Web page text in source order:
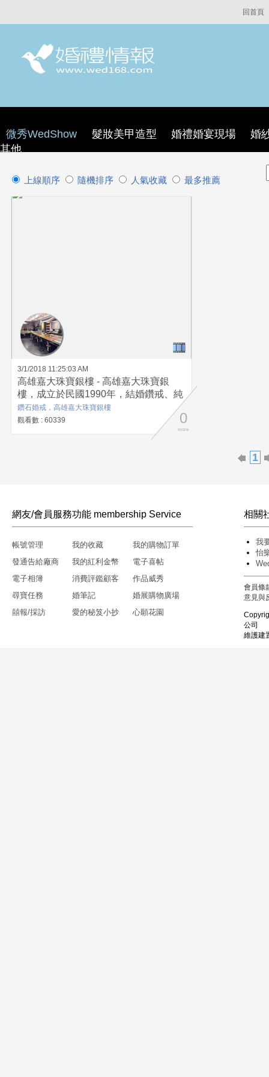
回首頁
微秀WedShow 髮妝美甲造型 婚禮婚宴現場
婚
其他
上線順序 隨機排序 人氣收藏 最多推薦
3/1/2018 11:25:03 AM
高雄嘉大珠寶銀樓 - 高雄嘉大珠寶銀
樓，成立於民國1990年，結婚鑽戒、純
金對戒、純金金飾、GIA鑽石、結婚套
組、蠟繩手鍊、舊金換新金等服務。 嘉
大珠寶銀樓多年來不變的信念就是一直
LINE ID: SHIAN888 電話:0915-687-
601 地址:高雄市新興區大同一路127號
營業時間:週一~週六10:00~20:00 週日
鑽石婚戒，高雄嘉大珠寶銀樓
觀看數 : 60339
0
more
1
網友/會員服務功能 membership Service
帳號管理 我的收藏
我的購物訂單
發通告給廠商
我的紅利金幣
電子喜帖
電子相簿
消費評鑑顧客
作品威秀
尋寶任務
婚筆記
婚展購物廣場
囍報/採訪
愛的秘笈小抄 心願花園
相關
我
怡
會員條
意見與
公司
維護建